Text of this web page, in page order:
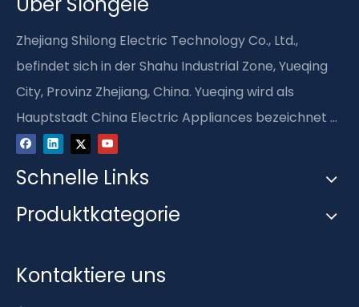
Zhejiang Shilong Electric Technology Co., Ltd.,
befindet sich in der Shahu Industrial Zone, Yueqing
City, Provinz Zhejiang, China. Yueqing wird als
Hauptstadt China Electric Appliances bezeichnet ...
Schnelle Links
Produktkategorie
Kontaktiere uns